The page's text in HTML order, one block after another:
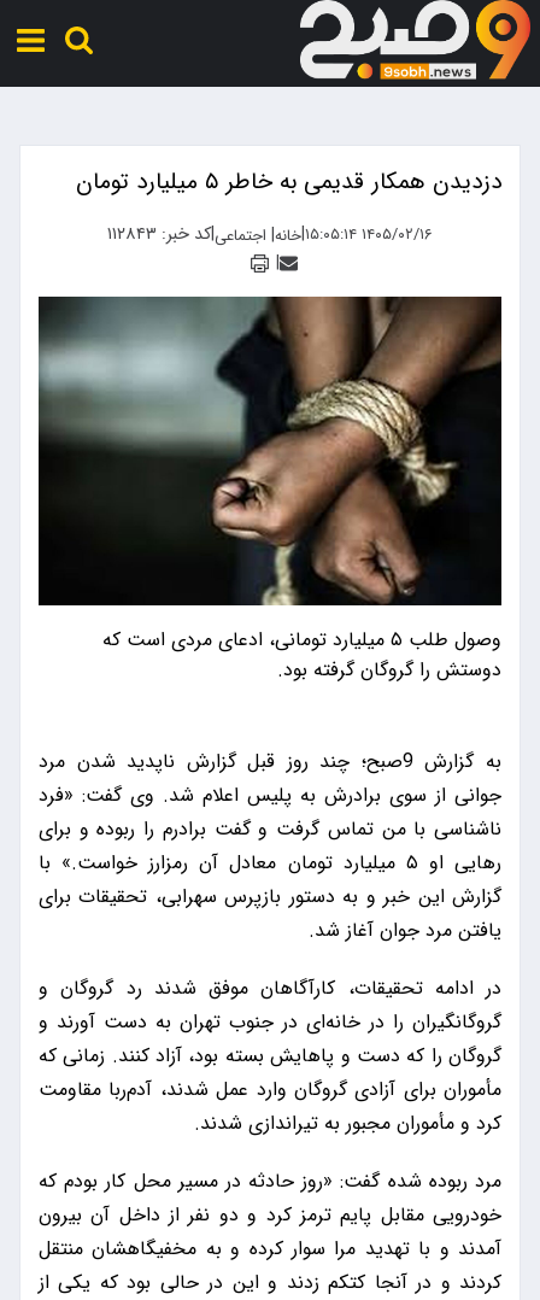
دزدیدن همکار قدیمی به خاطر ۵ میلیارد تومان
۱۴۰۵/۰۲/۱۶ ۱۵:۰۵:۱۴ |خانه| اجتماعی|کد خبر: ۱۱۲۸۴۳
|
وصول طلب ۵ میلیارد تومانی، ادعای مردی است که
دوستش را گروگان گرفته بود.
به گزارش 9صبح؛ چند روز قبل گزارش ناپدید شدن مرد
جوانی از سوی برادرش به پلیس اعلام شد. وی گفت: «فرد
ناشناسی با من تماس گرفت و گفت برادرم را ربوده و برای
رهایی او ۵ میلیارد تومان معادل آن رمزارز خواست.» با
گزارش این خبر و به دستور بازپرس سهرابی، تحقیقات برای
یافتن مرد جوان آغاز شد.
در ادامه تحقیقات، کارآگاهان موفق شدند رد گروگان و
گروگانگیران را در خانه‌ای در جنوب تهران به دست آورند و
گروگان را که دست و پاهایش بسته بود، آزاد کنند. زمانی که
مأموران برای آزادی گروگان وارد عمل شدند، آدم‌ربا مقاومت
کرد و مأموران مجبور به تیراندازی شدند.
مرد ربوده شده گفت: «روز حادثه در مسیر محل کار بودم که
خودرویی مقابل پایم ترمز کرد و دو نفر از داخل آن بیرون
آمدند و با تهدید مرا سوار کرده و به مخفیگاهشان منتقل
کردند و در آنجا کتکم زدند و این در حالی بود که یکی از